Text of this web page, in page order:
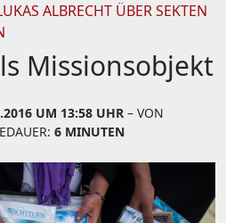
ALBRECHT ÜBER SEKTEN
Missionsobjekt
UM 13:58 UHR – VON
6 MINUTEN